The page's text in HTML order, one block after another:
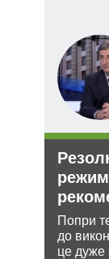
Попри
до
це дуже